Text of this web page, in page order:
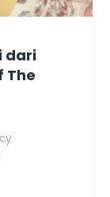
dari
The